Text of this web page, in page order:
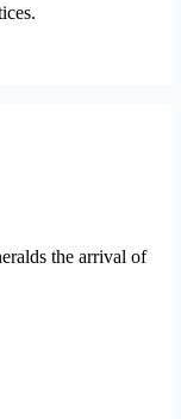
the arrival of